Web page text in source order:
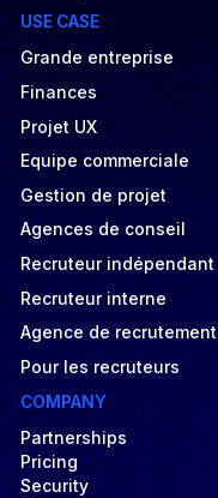
USE CASE
Grande entreprise
Finances
Projet UX
Equipe commerciale
Gestion de projet
Agences de conseil
Recruteur indépendant
Recruteur interne
Agence de recrutement
Pour les recruteurs
COMPANY
Partnerships
Pricing
Security